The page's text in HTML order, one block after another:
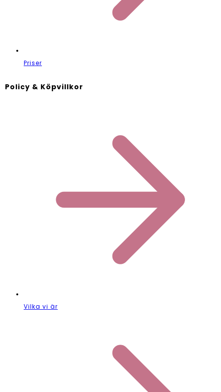
Priser
Policy & Köpvillkor
Vilka vi är